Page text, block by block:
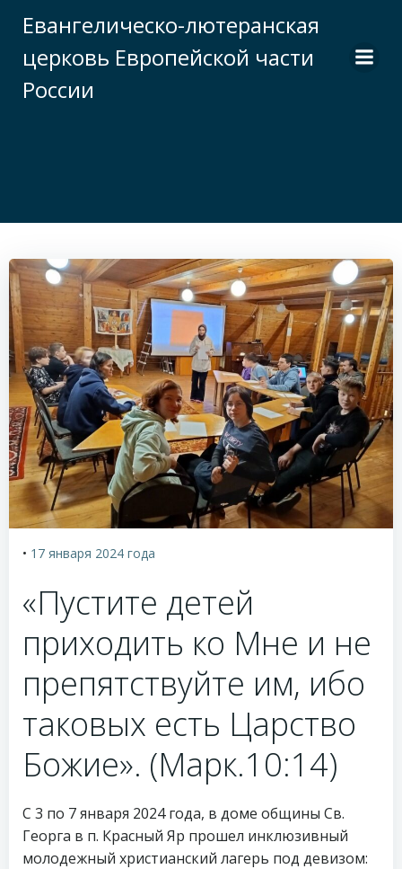
к
содержимому
Евангелическо-лютеранская
церковь Европейской части
России
• 17 января 2024 года
«Пустите детей
приходить ко Мне и не
препятствуйте им, ибо
таковых есть Царство
Божие». (Марк.10:14)
С 3 по 7 января 2024 года, в доме общины Св.
Георга в п. Красный Яр прошел инклюзивный
молодежный христианский лагерь под девизом: